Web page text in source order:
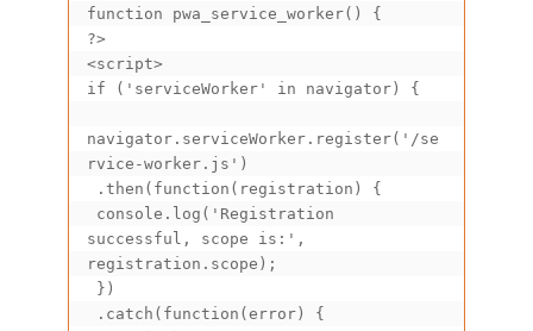
function pwa_service_worker() {
?>
<script>
if ('serviceWorker' in navigator) {
navigator.serviceWorker.register('/se
rvice-worker.js')
successful, scope is:',
registration.scope);